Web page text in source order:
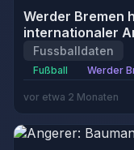
Werder Bremen
internationaler
Fussballdaten
Fußball Werder
vor etwa 2 Monaten